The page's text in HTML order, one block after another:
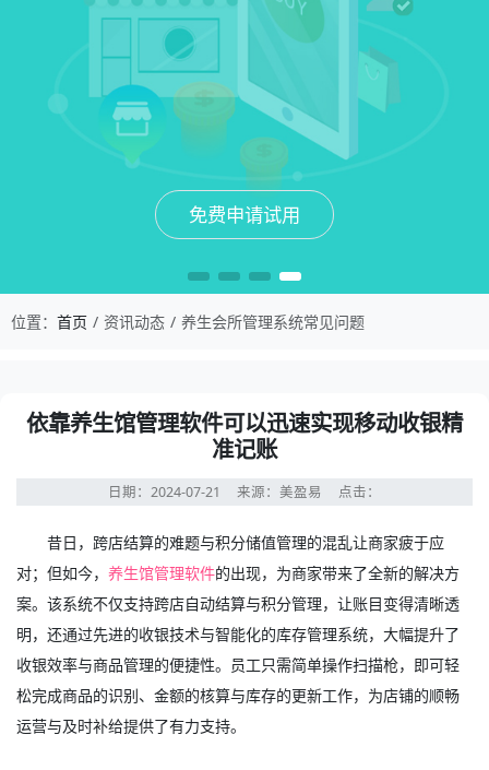
免费申请试用
免费申请试用
免费申请试用
免费申请试用
位置： 首页 资讯动态 养生会所管理系统常见问题
依靠养生馆管理软件可以迅速实现移动收银精
准记账
日期：2024-07-21 来源：美盈易 点击：
昔日，跨店结算的难题与积分储值管理的混乱让商家疲于应
对；但如今， 养生馆管理软件的出现，为商家带来了全新的解决方
案。该系统不仅支持跨店自动结算与积分管理，让账目变得清晰透
明，还通过先进的收银技术与智能化的库存管理系统，大幅提升了
收银效率与商品管理的便捷性。员工只需简单操作扫描枪，即可轻
松完成商品的识别、金额的核算与库存的更新工作，为店铺的顺畅
运营与及时补给提供了有力支持。